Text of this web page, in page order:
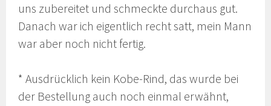
uns zubereitet und schmeckte durchaus gut.
Danach war ich eigentlich recht satt, mein Mann
war aber noch nicht fertig.
* Ausdrücklich kein Kobe-Rind, das wurde bei
der Bestellung auch noch einmal erwähnt,